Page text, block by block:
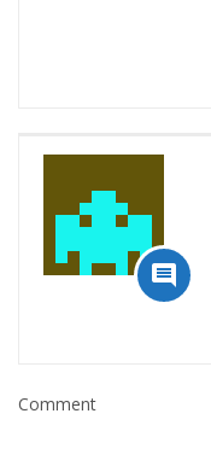

Comment